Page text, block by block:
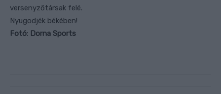
versenyzőtársak felé.
Nyugodjék békében!
Fotó: Dorna Sports